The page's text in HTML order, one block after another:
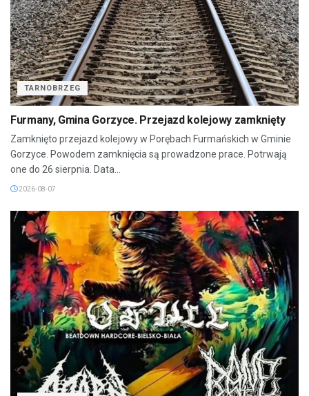
TARNOBRZEG
Furmany, Gmina Gorzyce. Przejazd kolejowy zamknięty
Zamknięto przejazd kolejowy w Porębach Furmańskich w Gminie
Gorzyce. Powodem zamknięcia są prowadzone prace. Potrwają
one do 26 sierpnia. Data...
2026-08-07